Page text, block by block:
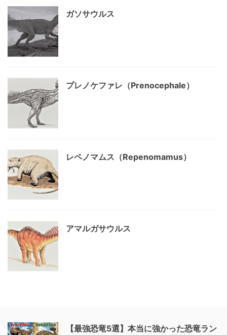
ガソサウルス
プレノケファレ（Prenocephale）
レペノマムス（Repenomamus）
アマルガサウルス
【最強恐竜5選】本当に強かった恐竜ラン